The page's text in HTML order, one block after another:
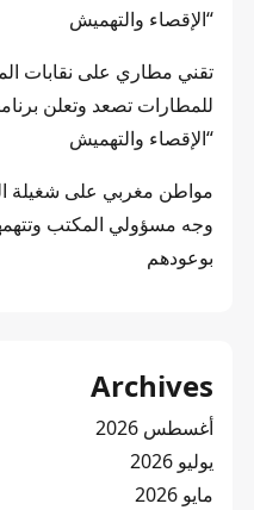
“الإقصاء والتهميش
تقني مطاري على نقابات
للمطارات تصعد وتعلن
“الإقصاء والتهميش
مواطن مغربي على شغيلة
وجه مسؤولي المكتب
بوعودهم
Archives
أغسطس 2026
يوليو 2026
مايو 2026